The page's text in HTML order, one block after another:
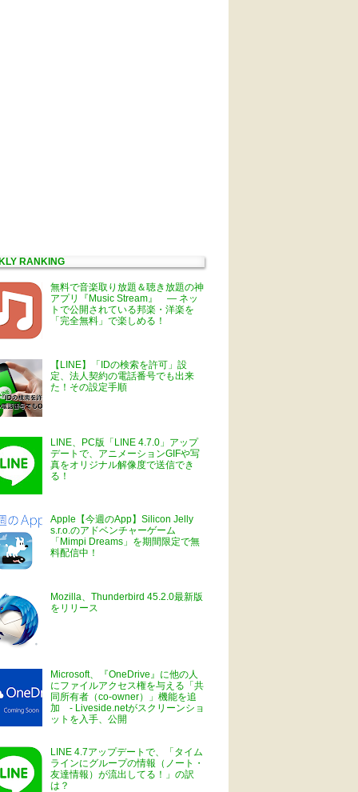
RANKING
無料で音楽取り放題＆聴き放題の神
アプリ『Music Stream』 ― ネッ
トで公開されている邦楽・洋楽を
「完全無料」で楽しめる！
【LINE】「IDの検索を許可」設
定、法人契約の電話番号でも出来
た！その設定手順
LINE、PC版「LINE 4.7.0」アップ
デートで、アニメーションGIFや写
真をオリジナル解像度で送信でき
る！
Apple【今週のApp】Silicon Jelly
s.r.o.のアドベンチャーゲーム
「Mimpi Dreams」を期間限定で無
料配信中！
Mozilla、Thunderbird 45.2.0最新版
をリリース
Microsoft、『OneDrive』に他の人
にファイルアクセス権を与える「共
同所有者（co-owner）」機能を追
加 - Liveside.netがスクリーンショ
ットを入手、公開
LINE 4.7アップデートで、「タイム
ラインにグループの情報（ノート・
友達情報）が流出してる！」の訳
は？